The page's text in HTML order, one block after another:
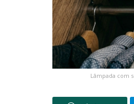
Lâmpada com